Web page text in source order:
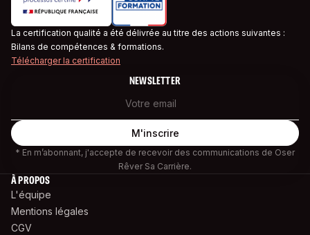
La certification qualité a été délivrée au titre des actions suivantes :
Bilans de compétences & formations.
Télécharger la certification
NEWSLETTER
* En m’abonnant, j'accepte de recevoir des communications de Oser
Rêver Sa Carrière.
À PROPOS
L'équipe
Mentions légales
CGV